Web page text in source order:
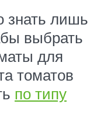
знать лишь
выбрать
для
томатов
по типу